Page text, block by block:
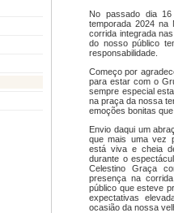
No passado dia
temporada 2024 na
corrida integrada
do nosso público
responsabilidade.
Começo por
para estar com o
sempre especial
na praça da nossa
emoções bonitas
Envio daqui um
que mais uma vez
está viva e cheia
durante o
Celestino Graça
presença na
público que esteve
expectativas
ocasião da nossa